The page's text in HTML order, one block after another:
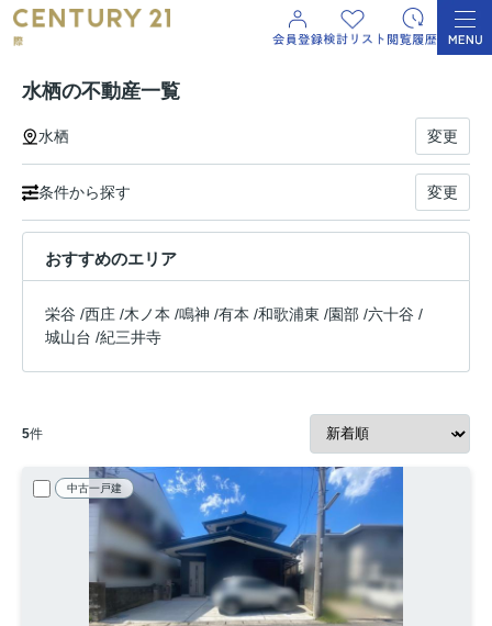
水栖の不動産一覧
水栖 変更
条件から探す 変更
おすすめのエリア
栄谷 /西庄 /木ノ本 /鳴神 /有本 /和歌浦東 /園部 /六十谷 /
城山台 /紀三井寺
5件
中古一戸建